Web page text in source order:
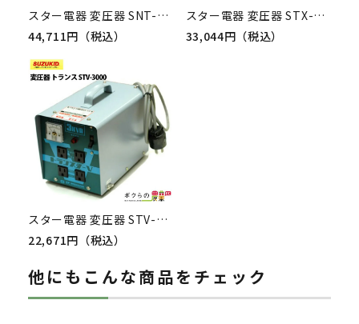
スター電器 変圧器 SNT-312 50/60Hz 100V 200V 兼用 ノーデントランス 昇圧 降圧 兼用 ポータブル変圧器 スズキッド
44,711円（税込）
スター電器 変圧器 STX-312P 50/60Hz 100V 200V 兼用 トランスタープラスワン 昇圧 降圧 兼用 ポータブル変圧器 スズキッド
33,044円（税込）
スター電器 変圧器 STV-3000 50/60Hz 100V トランスターV スズキッド SUZUKID 変圧器 トランス
22,671円（税込）
他にもこんな商品をチェック